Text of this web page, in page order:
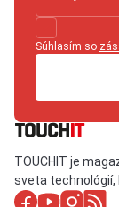
Súhlasím so
TOUCHIT je
sveta technológií,